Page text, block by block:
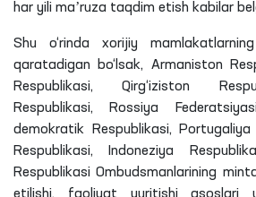
har yili maʼruza taqdim etish kabilar
Shu o‘rinda xorijiy
qaratadigan bo‘lsak, Armaniston
Respublikasi, Qirg‘iziston
Respublikasi, Rossiya
demokratik Respublikasi, Portugaliya
Respublikasi, Indoneziya
Respublikasi Ombudsmanlarining